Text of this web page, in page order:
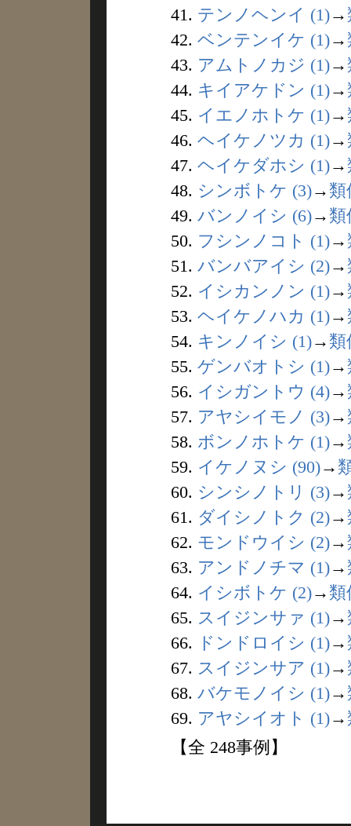
41. テンノヘンイ (1)→
42. ベンテンイケ (1)→
43. アムトノカジ (1)→
44. キイアケドン (1)→
45. イエノホトケ (1)→
46. ヘイケノツカ (1)→
47. ヘイケダホシ (1)→
48. シンボトケ (3)→ 類
49. バンノイシ (6)→ 類
50. フシンノコト (1)→
51. バンバアイシ (2)→
52. イシカンノン (1)→
53. ヘイケノハカ (1)→
54. キンノイシ (1)→ 類
55. ゲンバオトシ (1)→
56. イシガントウ (4)→
57. アヤシイモノ (3)→
58. ボンノホトケ (1)→
59. イケノヌシ (90)→
60. シンシノトリ (3)→
61. ダイシノトク (2)→
62. モンドウイシ (2)→
63. アンドノチマ (1)→
64. イシボトケ (2)→ 類
65. スイジンサァ (1)→
66.
ドンドロイシ (1)→
67. スイジンサア (1)→
68. バケモノイシ (1)→
69. アヤシイオト (1)→
【全 248事例】